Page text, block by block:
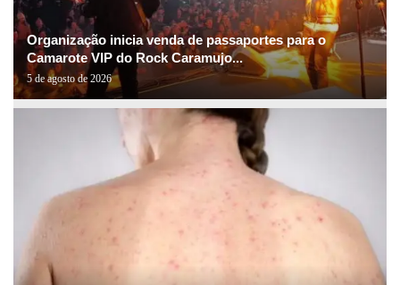
Organização inicia venda de passaportes para o
Camarote VIP do Rock Caramujo...
5 de agosto de 2026